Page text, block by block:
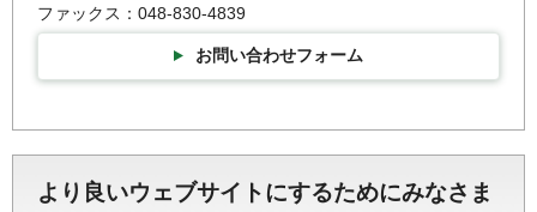
ファックス：048-830-4839
お問い合わせフォーム
より良いウェブサイトにするためにみなさま